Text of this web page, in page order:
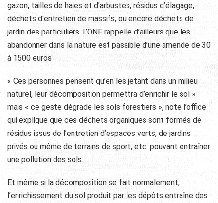
gazon, tailles de haies et d’arbustes, résidus d’élagage,
déchets d’entretien de massifs, ou encore déchets de
jardin des particuliers. L’ONF rappelle d’ailleurs que les
abandonner dans la nature est passible d’une amende de 30
à 1500 euros
« Ces personnes pensent qu’en les jetant dans un milieu
naturel, leur décomposition permettra d’enrichir le sol »
mais « ce geste dégrade les sols forestiers », note l’office
qui explique que ces déchets organiques sont formés de
résidus issus de l’entretien d’espaces verts, de jardins
privés ou même de terrains de sport, etc. pouvant entraîner
une pollution des sols.
Et même si la décomposition se fait normalement,
l’enrichissement du sol produit par les dépôts entraîne des